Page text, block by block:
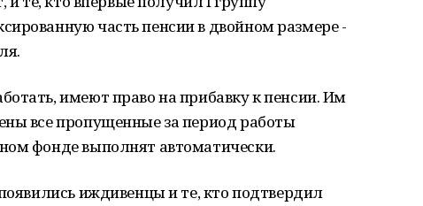
часть пенсии в двойном размере -
имеют право на прибавку к пенсии. Им
все пропущенные за период работы
фонде выполнят автоматически.
иждивенцы и те, кто подтвердил